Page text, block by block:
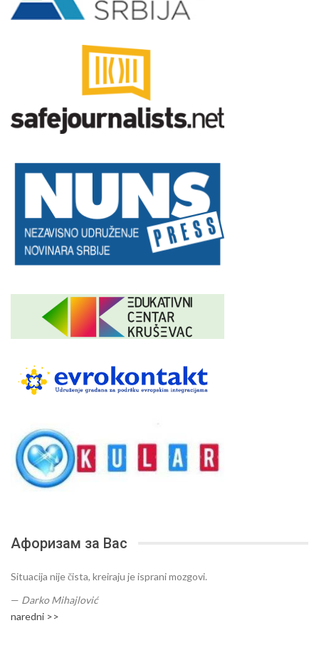
Афоризам за Вас
Situacija nije čista, kreiraju je isprani mozgovi.
— Darko Mihajlović
naredni >>